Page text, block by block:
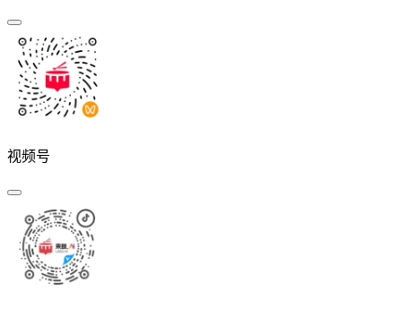
视频号